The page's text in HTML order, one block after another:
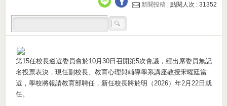
新聞投稿 |點閱人次 : 31352
第15任校長遴選委員會於10月30日召開第5次會議，經出席委員無記
名投票表決，現任副校長、教育心理與輔導學系講座教授宋曜廷當
選，學校將報請教育部聘任，新任校長將於明（2026）年2月22日就
任。